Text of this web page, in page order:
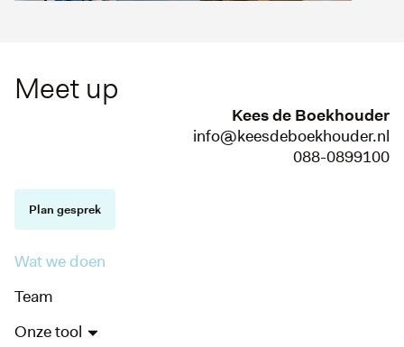
Wat we doen
Team
Onze tool
Meet up
Kees de Boekhouder
info@keesdeboekhouder.nl
088-0899100
Plan gesprek